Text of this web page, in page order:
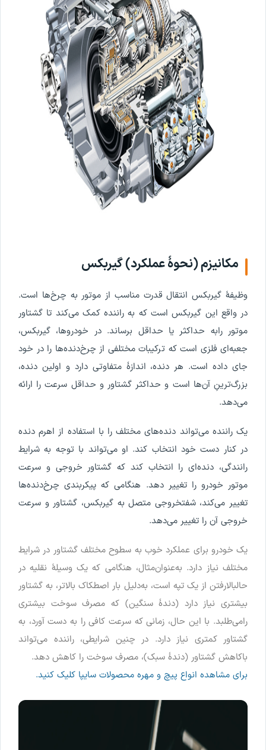
مکانیزم(نحوۀعملکرد)گیربکس
وظیفۀ گیربکس انتقال قدرت مناسب از موتور به چرخها است.
در واقع این گیربکس است که به راننده کمک میکند تا گشتاور
موتور رابه حداکثر یا حداقل برساند.در خودروها، گیربکس،
جعبهای فلزی است که ترکیبات مختلفی از چرخدندهها را در خود
جای داده است. هر دنده، اندازۀ متفاوتی دارد و اولین دنده،
بزرگترینِآنها است و حداکثر گشتاور و حداقل سرعت را ارائه
میدهد.
یک راننده میتواند دندههای مختلف را با استفاده از اهرم دنده
در کنار دست خود انتخاب کند. او میتواند با توجه به شرایط
رانندگی، دندهای را انتخاب کند که گشتاور خروجی و سرعت
موتور خودرو را تغییر دهد. هنگامی که پیکربندی چرخدندهها
تغییر میکند،شفتخروجی متصل به گیربکس، گشتاور و سرعت
خروجی آن را تغییر میدهد.
یک خودرو برای عملکرد خوب به سطوح مختلف گشتاور در شرایط
مختلف نیاز دارد. بهعنوانمثال، هنگامی که یک وسیلۀ نقلیه در
حالبالارفتن از یک تپه است، بهدلیل بار اصطکاک بالاتر، به گشتاور
بیشتری نیاز دارد (دندۀ سنگین)که مصرف سوخت بیشتری
رامیطلبد. با این حال، زمانی که سرعت کافی را به دست آورد، به
گشتاور کمتری نیاز دارد. در چنین شرایطی،راننده میتواند
باکاهش گشتاور (دندۀ سبک)، مصرف سوخت را کاهش دهد.
برای مشاهده انواع پیچ و مهره محصولات سایپا کلیک کنید.